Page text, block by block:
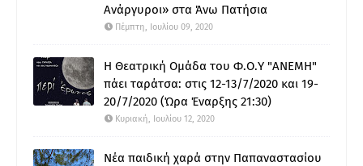
Ανάργυροι» στα Άνω Πατήσια
Πέμπτη, Ιουλίου 09, 2020
Η Θεατρική Ομάδα του Φ.Ο.Υ "ΑΝΕΜΗ"
πάει ταράτσα: στις 12-13/7/2020 και 19-
20/7/2020 (Ώρα Έναρξης 21:30)
Κυριακή, Ιουλίου 12, 2020
Νέα παιδική χαρά στην Παπαναστασίου